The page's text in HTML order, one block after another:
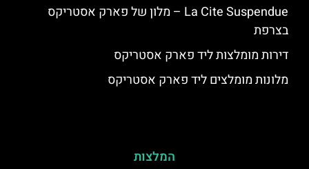
La Cite Suspendue – מלון של פארק אסטריקס
בצרפת
דירות מומלצות ליד פארק אסטריקס
מלונות מומלצים ליד פארק אסטריקס
המלצות